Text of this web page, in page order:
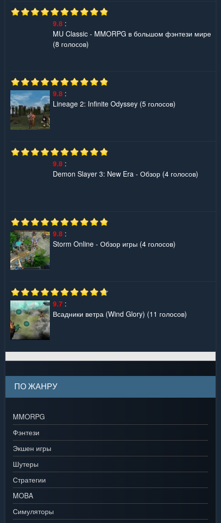
9.8 :
MU Classic - MMORPG в большом фэнтези мире
(8 голосов)
9.8 :
Lineage 2: Infinite Odyssey (5 голосов)
9.8 :
Demon Slayer 3: New Era - Обзор (4 голосов)
9.8 :
Storm Online - Обзор игры (4 голосов)
9.7 :
Всадники ветра (Wind Glory) (11 голосов)
ПО ЖАНРУ
MMORPG
Фэнтези
Экшен игры
Шутеры
Стратегии
MOBA
Симуляторы